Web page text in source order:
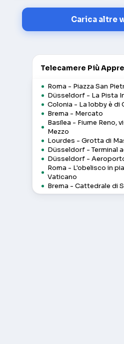
Carica altre
Telecamere Più
Roma - Piazza San
Düsseldorf - La Pista
Colonia - La lobby è di
Brema - Mercato
Basilea - Fiume Reno,
Mezzo
Lourdes - Grotta di
Düsseldorf - Terminal
Düsseldorf -
Roma - L'obelisco in
Vaticano
Brema - Cattedrale di